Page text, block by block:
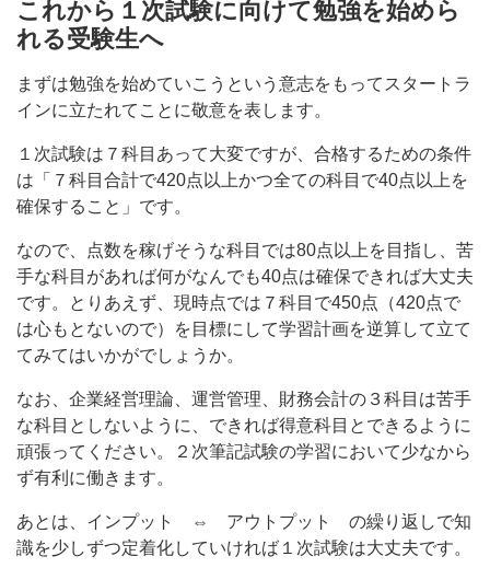
これから１次試験に向けて勉強を始めら
れる受験生へ
まずは勉強を始めていこうという意志をもってスタートラ
インに立たれてことに敬意を表します。
１次試験は７科目あって大変ですが、合格するための条件
は「７科目合計で420点以上かつ全ての科目で40点以上を
確保すること」です。
なので、点数を稼げそうな科目では80点以上を目指し、苦
手な科目があれば何がなんでも40点は確保できれば大丈夫
です。とりあえず、現時点では７科目で450点（420点で
は心もとないので）を目標にして学習計画を逆算して立て
てみてはいかがでしょうか。
なお、企業経営理論、運営管理、財務会計の３科目は苦手
な科目としないように、できれば得意科目とできるように
頑張ってください。２次筆記試験の学習において少なから
ず有利に働きます。
あとは、インプット ⇔ アウトプット の繰り返しで知
識を少しずつ定着化していければ１次試験は大丈夫です。